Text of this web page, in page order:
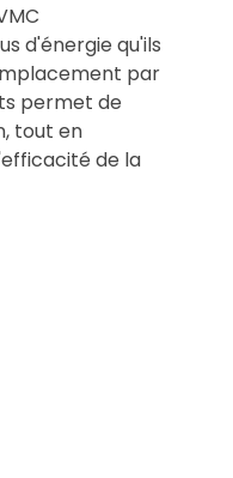
d'énergie qu'ils
par
permet de
tout en
de la